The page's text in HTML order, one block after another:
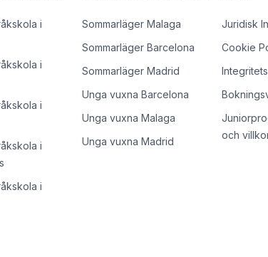
i
i
i
i
i
Sommarläger Malaga
Sommarläger Barcelona
Sommarläger Madrid
Unga vuxna Barcelona
Unga vuxna Malaga
Unga vuxna Madrid
Juridisk
Cookie
och